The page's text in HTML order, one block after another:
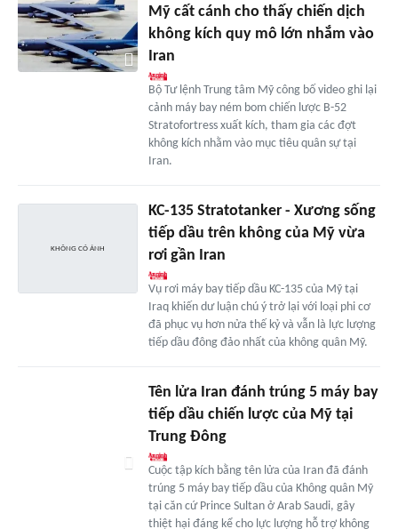
Mỹ cất cánh cho thấy chiến dịch
không kích quy mô lớn nhắm vào
Iran
Bộ Tư lệnh Trung tâm Mỹ công bố video ghi lại
cảnh máy bay ném bom chiến lược B-52
Stratofortress xuất kích, tham gia các đợt
không kích nhằm vào mục tiêu quân sự tại
Iran.
KC-135 Stratotanker - Xương sống
tiếp dầu trên không của Mỹ vừa
rơi gần Iran
Vụ rơi máy bay tiếp dầu KC-135 của Mỹ tại
Iraq khiến dư luận chú ý trở lại với loại phi cơ
đã phục vụ hơn nửa thế kỷ và vẫn là lực lượng
tiếp dầu đông đảo nhất của không quân Mỹ.
Tên lửa Iran đánh trúng 5 máy bay
tiếp dầu chiến lược của Mỹ tại
Trung Đông
Cuộc tập kích bằng tên lửa của Iran đã đánh
trúng 5 máy bay tiếp dầu của Không quân Mỹ
tại căn cứ Prince Sultan ở Arab Saudi, gây
thiệt hại đáng kể cho lực lượng hỗ trợ không